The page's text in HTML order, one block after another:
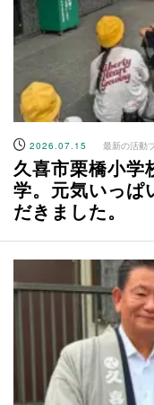
2026.07.15 最新の活動
久喜市栗橋小学
学。元気いっぱ
だきました。